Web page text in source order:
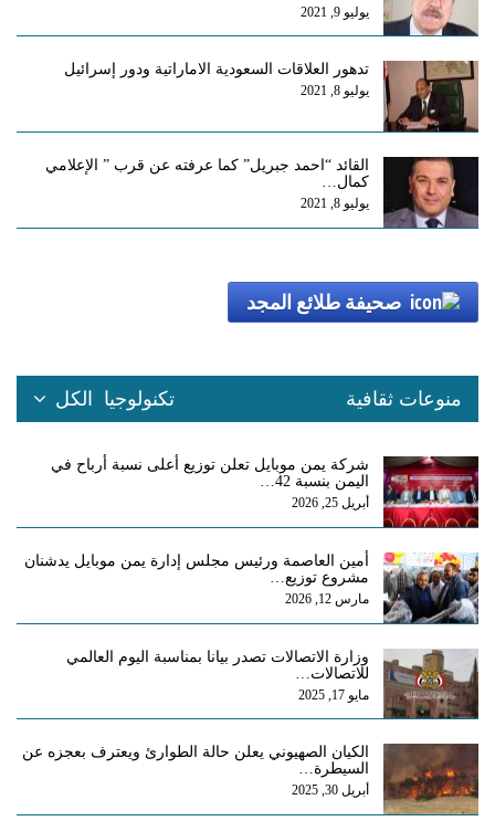
يوليو 9, 2021
تدهور العلاقات السعودية الاماراتية ودور إسرائيل
يوليو 8, 2021
القائد “احمد جبريل” كما عرفته عن قرب ” الإعلامي
كمال…
يوليو 8, 2021
صحيفة طلائع المجد
الكل منوعات ثقافية تكنولوجيا
شركة يمن موبايل تعلن توزيع أعلى نسبة أرباح في
اليمن بنسبة 42…
أبريل 25, 2026
أمين العاصمة ورئيس مجلس إدارة يمن موبايل يدشنان
مشروع توزيع…
مارس 12, 2026
وزارة الاتصالات تصدر بيانا بمناسبة اليوم العالمي
للاتصالات…
مايو 17, 2025
الكيان الصهيوني يعلن حالة الطوارئ ويعترف بعجزه عن
السيطرة…
أبريل 30, 2025